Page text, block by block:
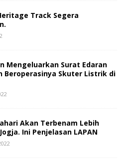
Track Segera
Mengeluarkan Surat Edaran
Beroperasinya Skuter Listrik di
Akan Terbenam Lebih
Ini Penjelasan LAPAN